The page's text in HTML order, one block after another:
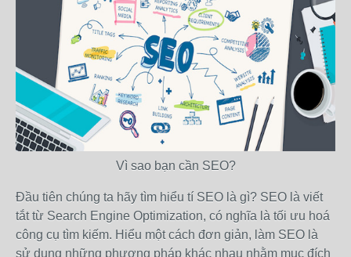
Vì sao bạn cần SEO?
Đầu tiên chúng ta hãy tìm hiểu tí SEO là gì? SEO là viết
tắt từ Search Engine Optimization, có nghĩa là tối ưu hoá
công cụ tìm kiếm. Hiểu một cách đơn giản, làm SEO là
sử dụng những phương pháp khác nhau nhằm mục đích